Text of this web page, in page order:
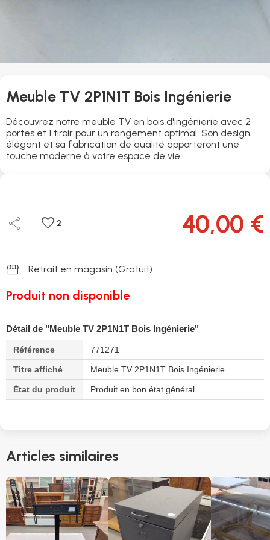
Meuble TV 2P1N1T Bois Ingénierie
Découvrez notre meuble TV en bois d'ingénierie avec 2
portes et 1 tiroir pour un rangement optimal. Son design
élégant et sa fabrication de qualité apporteront une
touche moderne à votre espace de vie.
share favorite 2 40,00 €
storefront Retrait en magasin (Gratuit)
Produit non disponible
Détail de "Meuble TV 2P1N1T Bois Ingénierie"
Référence 771271
Titre affiché Meuble TV 2P1N1T Bois Ingénierie
État du produit Produit en bon état général
Articles similaires